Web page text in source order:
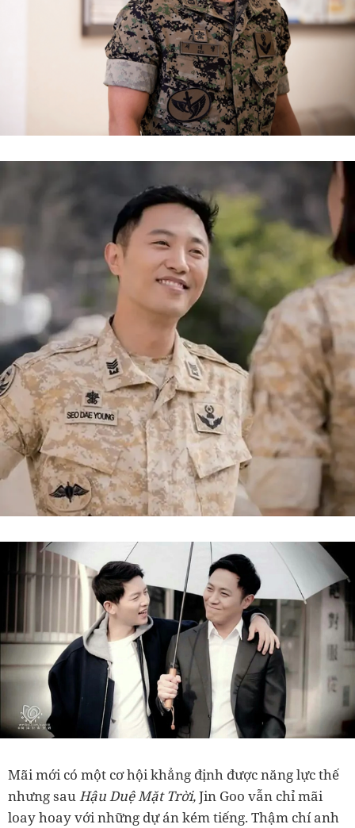
Mãi mới có một cơ hội khẳng định được năng lực thế
nhưng sau Hậu Duệ Mặt Trời,Jin Goo vẫn chỉ mãi
loay hoay với những dự án kém tiếng. Thậm chí anh